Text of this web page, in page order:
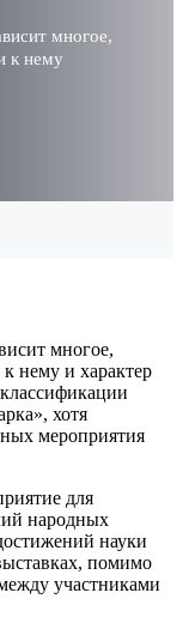
многое,
к нему
многое,
нему и характер
хотя
мероприятия
для
народных
науки
помимо
участниками